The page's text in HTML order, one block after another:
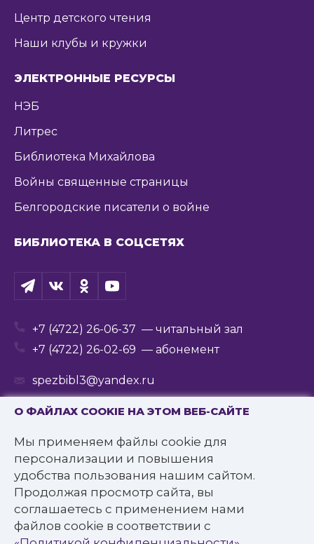
О ФАЙЛАХ COOKIE НА ЭТОМ ВЕБ-САЙТЕ
Мы применяем файлы cookie для
персонализации и повышения
удобства пользования нашим сайтом.
Продолжая просмотр сайта, вы
соглашаетесь с применением нами
файлов cookie в соответствии с
Центр детского чтения
Наши клубы и кружки
ЭЛЕКТРОННЫЕ РЕСУРСЫ
НЭБ
Литрес
Библиотека Михайлова
Войны священные страницы
Белгородские писатели о войне
БИБЛИОТЕКА В СОЦСЕТЯХ
+7 (4722) 26-06-37 — читальный зал
+7 (4722) 26-02-69 — абонемент
spezbibl3@yandex.ru
© 2016—2022 Государственное бюджетное
учреждение культуры
«Белгородская государственная специальная
библиотека для слепых им. В.Я. Ерошенко».
Все права защищены.
Политика конфиденциальности